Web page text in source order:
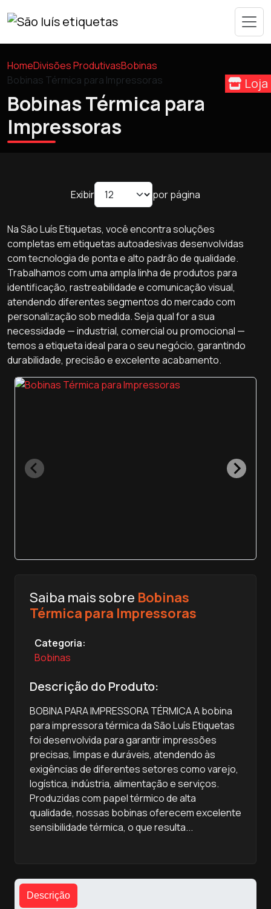
HomeDivisões ProdutivasBobinas
Bobinas Térmica para Impressoras
Bobinas Térmica para
Impressoras
Exibir por página
Na São Luís Etiquetas, você encontra soluções
completas em etiquetas autoadesivas desenvolvidas
com tecnologia de ponta e alto padrão de qualidade.
Trabalhamos com uma ampla linha de produtos para
identificação, rastreabilidade e comunicação visual,
atendendo diferentes segmentos do mercado com
personalização sob medida. Seja qual for a sua
necessidade — industrial, comercial ou promocional —
temos a etiqueta ideal para o seu negócio, garantindo
durabilidade, precisão e excelente acabamento.
Saiba mais sobre Bobinas
Térmica para Impressoras
Categoria:
Bobinas
Descrição do Produto:
BOBINA PARA IMPRESSORA TÉRMICA A bobina
para impressora térmica da São Luís Etiquetas
foi desenvolvida para garantir impressões
precisas, limpas e duráveis, atendendo às
exigências de diferentes setores como varejo,
logística, indústria, alimentação e serviços.
Produzidas com papel térmico de alta
qualidade, nossas bobinas oferecem excelente
sensibilidade térmica, o que resulta...
Descrição
Loja